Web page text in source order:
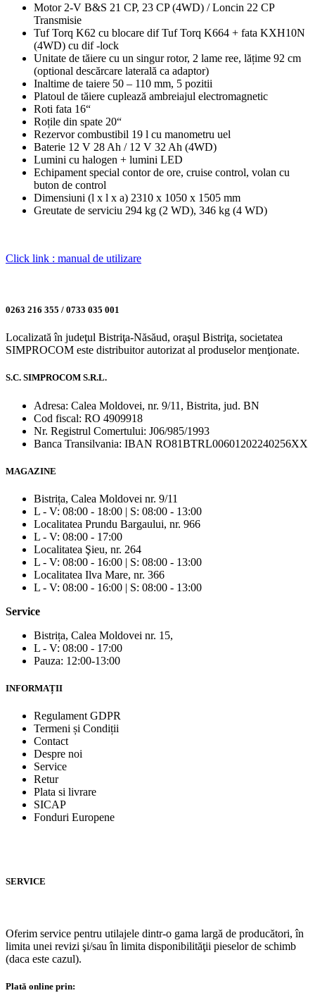
Motor 2-V B&S 21 CP, 23 CP (4WD) / Loncin 22 CP
Transmisie
Tuf Torq K62 cu blocare dif Tuf Torq K664 + fata KXH10N
(4WD) cu dif -lock
Unitate de tăiere cu un singur rotor, 2 lame ree, lățime 92 cm
(optional descărcare laterală ca adaptor)
Inaltime de taiere 50 – 110 mm, 5 pozitii
Platoul de tăiere cuplează ambreiajul electromagnetic
Roti fata 16“
Roțile din spate 20“
Rezervor combustibil 19 l cu manometru uel
Baterie 12 V 28 Ah / 12 V 32 Ah (4WD)
Lumini cu halogen + lumini LED
Echipament special contor de ore, cruise control, volan cu
buton de control
Dimensiuni (l x l x a) 2310 x 1050 x 1505 mm
Greutate de serviciu 294 kg (2 WD), 346 kg (4 WD)
Click link : manual de utilizare
0263 216 355 / 0733 035 001
Localizată în judeţul Bistriţa-Năsăud, oraşul Bistriţa, societatea
SIMPROCOM este distribuitor autorizat al produselor menţionate.
S.C. SIMPROCOM S.R.L.
Adresa: Calea Moldovei, nr. 9/11, Bistrita, jud. BN
Cod fiscal: RO 4909918
Nr. Registrul Comertului: J06/985/1993
Banca Transilvania: IBAN RO81BTRL00601202240256XX
MAGAZINE
Bistrița, Calea Moldovei nr. 9/11
L - V: 08:00 - 18:00 | S: 08:00 - 13:00
Localitatea Prundu Bargaului, nr. 966
L - V: 08:00 - 17:00
Localitatea Şieu, nr. 264
L - V: 08:00 - 16:00 | S: 08:00 - 13:00
Localitatea Ilva Mare, nr. 366
L - V: 08:00 - 16:00 | S: 08:00 - 13:00
Service
Bistrița, Calea Moldovei nr. 15,
L - V: 08:00 - 17:00
Pauza: 12:00-13:00
INFORMAȚII
Regulament GDPR
Termeni și Condiții
Contact
Despre noi
Service
Retur
Plata si livrare
SICAP
Fonduri Europene
SERVICE
Oferim service pentru utilajele dintr-o gama largă de producători, în
limita unei revizi şi/sau în limita disponibilităţii pieselor de schimb
(daca este cazul).
Plată online prin: